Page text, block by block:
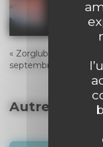
« Zorglub », tome 3 :
septembre 2019.
Autres